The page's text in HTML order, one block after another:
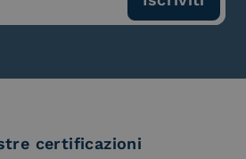
certificazioni